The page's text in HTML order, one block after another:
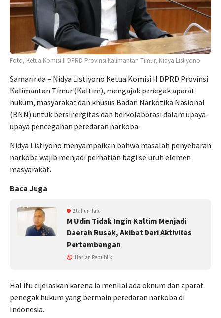
Foto, Ketua Komisi II DPRD Provinsi Kalimantan Timur, Nidya Listiyono
Samarinda – Nidya Listiyono Ketua Komisi II DPRD Provinsi
Kalimantan Timur (Kaltim), mengajak penegak aparat
hukum, masyarakat dan khusus Badan Narkotika Nasional
(BNN) untuk bersinergitas dan berkolaborasi dalam upaya-
upaya pencegahan peredaran narkoba.
Nidya Listiyono menyampaikan bahwa masalah penyebaran
narkoba wajib menjadi perhatian bagi seluruh elemen
masyarakat.
Baca Juga
2 tahun lalu
M Udin Tidak Ingin Kaltim Menjadi
Daerah Rusak, Akibat Dari Aktivitas
Pertambangan
Harian Republik
Hal itu dijelaskan karena ia menilai ada oknum dan aparat
penegak hukum yang bermain peredaran narkoba di
Indonesia.